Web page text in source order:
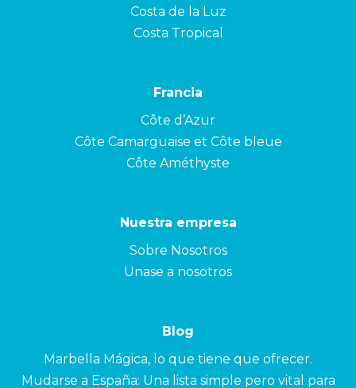
Costa de la Luz
Costa Tropical
Francia
Côte d’Azur
Côte Camarguaise et Côte bleue
Côte Améthyste
Nuestra empresa
Sobre Nosotros
Unase a nosotros
Blog
Marbella Mágica, lo que tiene que ofrecer.
Mudarse a España: Una lista simple pero vital para